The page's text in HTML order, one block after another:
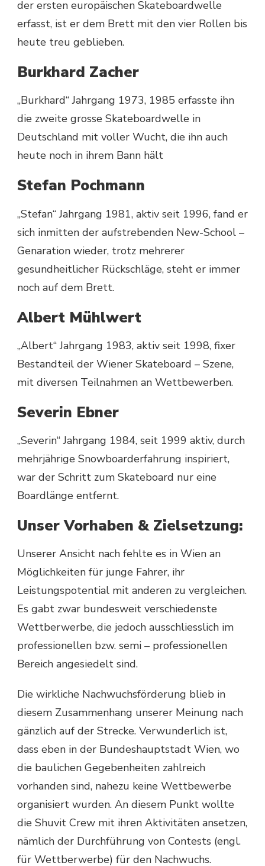
der ersten europäischen Skateboardwelle
erfasst, ist er dem Brett mit den vier Rollen bis
heute treu geblieben.
Burkhard Zacher
„Burkhard“ Jahrgang 1973, 1985 erfasste ihn
die zweite grosse Skateboardwelle in
Deutschland mit voller Wucht, die ihn auch
heute noch in ihrem Bann hält
Stefan Pochmann
„Stefan“ Jahrgang 1981, aktiv seit 1996, fand er
sich inmitten der aufstrebenden New-School –
Genaration wieder, trotz mehrerer
gesundheitlicher Rückschläge, steht er immer
noch auf dem Brett.
Albert Mühlwert
„Albert“ Jahrgang 1983, aktiv seit 1998, fixer
Bestandteil der Wiener Skateboard – Szene,
mit diversen Teilnahmen an Wettbewerben.
Severin Ebner
„Severin“ Jahrgang 1984, seit 1999 aktiv, durch
mehrjährige Snowboarderfahrung inspiriert,
war der Schritt zum Skateboard nur eine
Boardlänge entfernt.
Unser Vorhaben & Zielsetzung:
Unserer Ansicht nach fehlte es in Wien an
Möglichkeiten für junge Fahrer, ihr
Leistungspotential mit anderen zu vergleichen.
Es gabt zwar bundesweit verschiedenste
Wettberwerbe, die jedoch ausschliesslich im
professionellen bzw. semi – professionellen
Bereich angesiedelt sind.
Die wirkliche Nachwuchsförderung blieb in
diesem Zusammenhang unserer Meinung nach
gänzlich auf der Strecke. Verwunderlich ist,
dass eben in der Bundeshauptstadt Wien, wo
die baulichen Gegebenheiten zahlreich
vorhanden sind, nahezu keine Wettbewerbe
organisiert wurden. An diesem Punkt wollte
die Shuvit Crew mit ihren Aktivitäten ansetzen,
nämlich der Durchführung von Contests (engl.
für Wettberwerbe) für den Nachwuchs.